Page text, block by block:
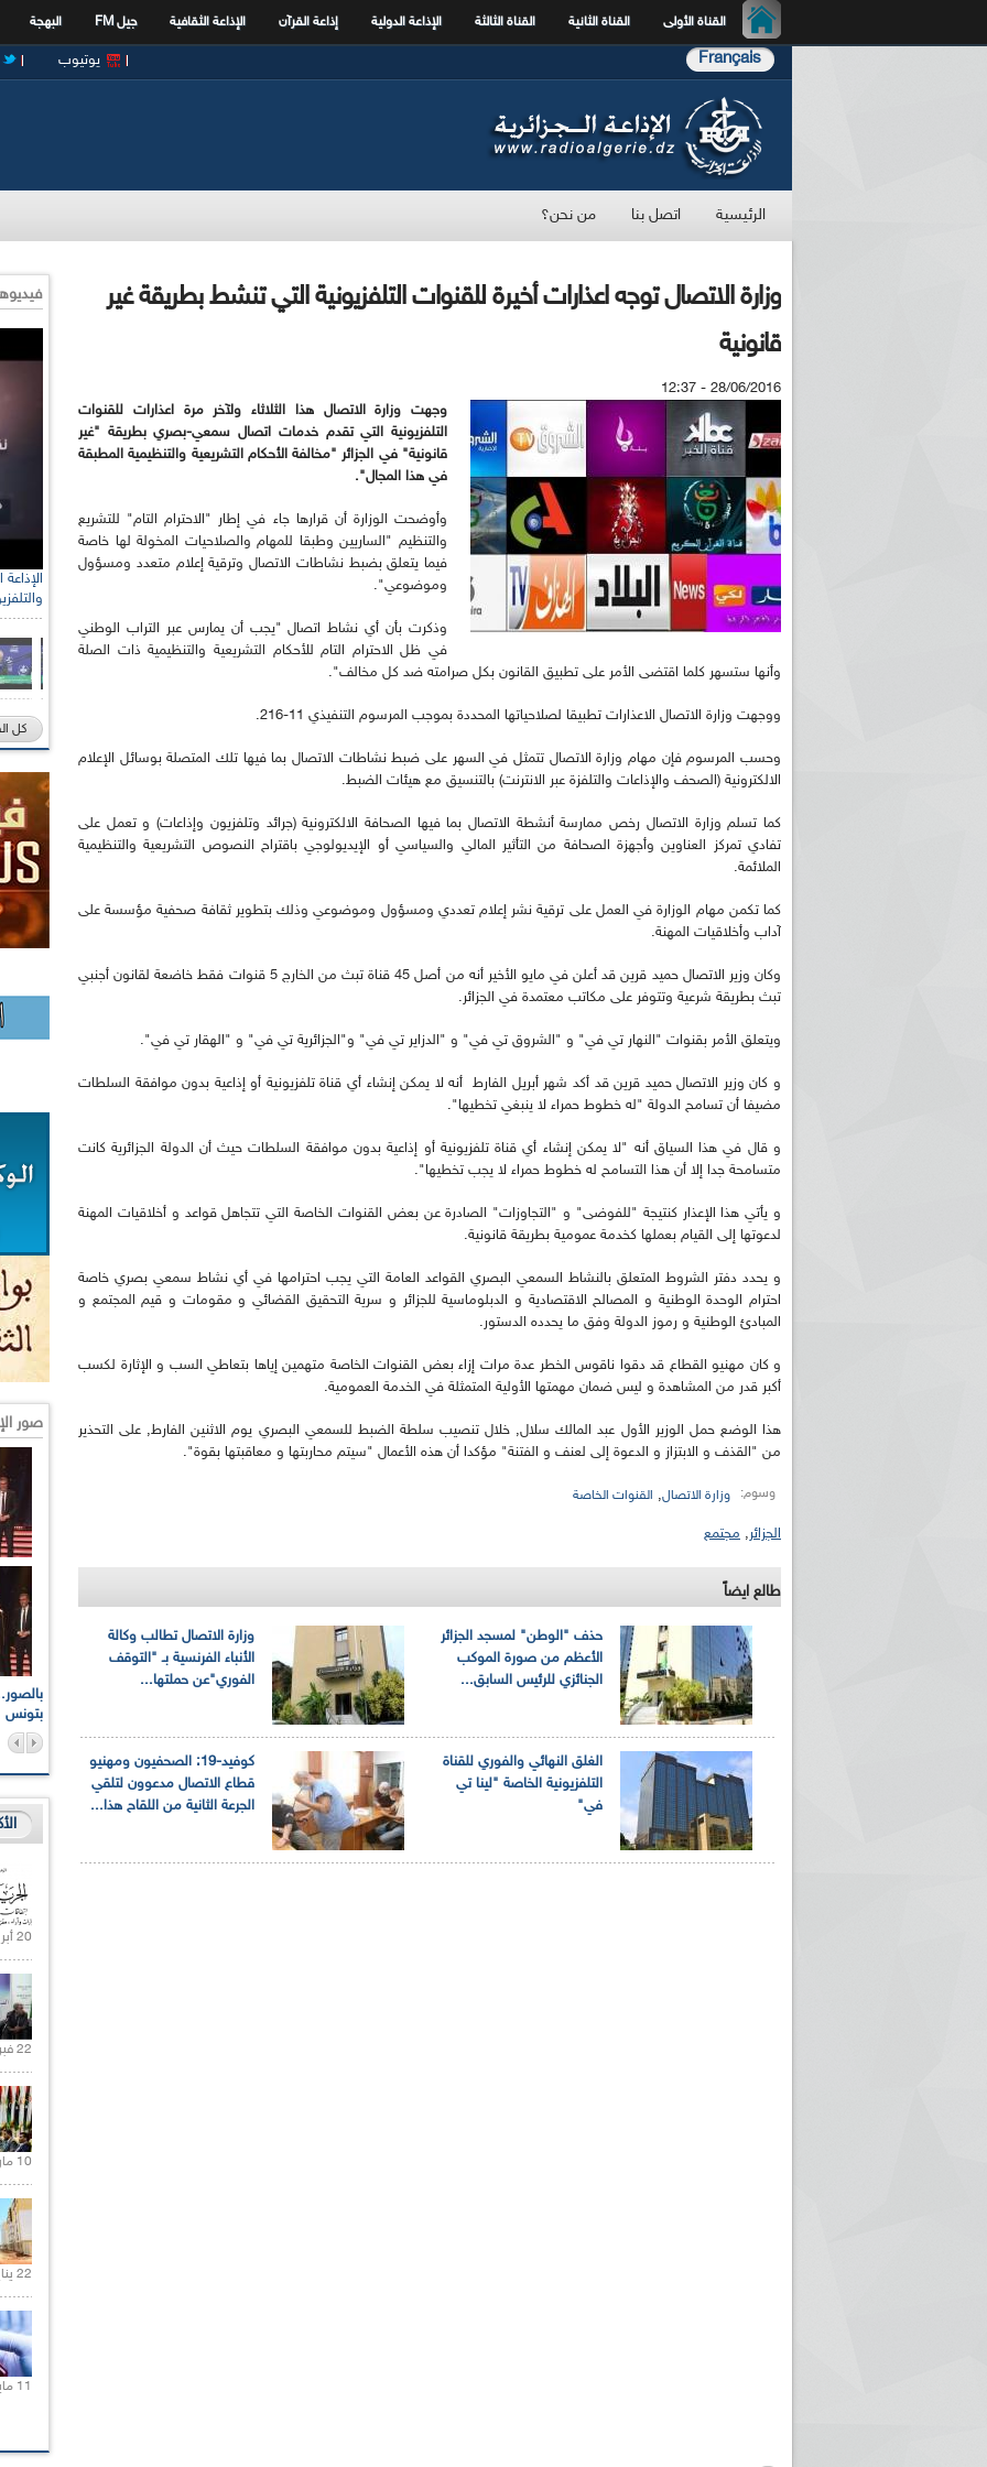
القناة الأولى القناة الثانية القناة الثالثة الإذاعة الدولية إذاعة القرآن الإذاعة الثقافية جيل FM البهجة
Français يوتيوب
الرئيسية اتصل بنا من نحن؟
وزارة الاتصال توجه اعذارات أخيرة للقنوات التلفزيونية التي تنشط بطريقة غير
قانونية
28/06/2016 - 12:37
وجهت وزارة الاتصال هذا الثلاثاء ولآخر مرة اعذارات للقنوات
التلفزيونية التي تقدم خدمات اتصال سمعي-بصري بطريقة "غير
قانونية" في الجزائر "مخالفة الأحكام التشريعية والتنظيمية المطبقة
في هذا المجال".
وأوضحت الوزارة أن قرارها جاء في إطار "الاحترام التام" للتشريع
والتنظيم "الساريين وطبقا للمهام والصلاحيات المخولة لها خاصة
فيما يتعلق بضبط نشاطات الاتصال وترقية إعلام متعدد ومسؤول
وموضوعي".
وذكرت بأن أي نشاط اتصال "يجب أن يمارس عبر التراب الوطني
في ظل الاحترام التام للأحكام التشريعية والتنظيمية ذات الصلة
وأنها ستسهر كلما اقتضى الأمر على تطبيق القانون بكل صرامته ضد كل مخالف".
ووجهت وزارة الاتصال الاعذارات تطبيقا لصلاحياتها المحددة بموجب المرسوم التنفيذي 11-216.
وحسب المرسوم فإن مهام وزارة الاتصال تتمثل في السهر على ضبط نشاطات الاتصال بما فيها تلك المتصلة بوسائل الإعلام
الالكترونية (الصحف والإذاعات والتلفزة عبر الانترنت) بالتنسيق مع هيئات الضبط.
كما تسلم وزارة الاتصال رخص ممارسة أنشطة الاتصال بما فيها الصحافة الالكترونية (جرائد وتلفزيون وإذاعات) و تعمل على
تفادي تمركز العناوين وأجهزة الصحافة من التأثير المالي والسياسي أو الإيديولوجي باقتراح النصوص التشريعية والتنظيمية
الملائمة.
كما تكمن مهام الوزارة في العمل على ترقية نشر إعلام تعددي ومسؤول وموضوعي وذلك بتطوير ثقافة صحفية مؤسسة على
آداب وأخلاقيات المهنة.
وكان وزير الاتصال حميد قرين قد أعلن في مايو الأخير أنه من أصل 45 قناة تبث من الخارج 5 قنوات فقط خاضعة لقانون أجنبي
تبث بطريقة شرعية وتتوفر على مكاتب معتمدة في الجزائر.
ويتعلق الأمر بقنوات "النهار تي في" و "الشروق تي في" و "الدزاير تي في" و"الجزائرية تي في" و "الهقار تي في".
و كان وزير الاتصال حميد قرين قد أكد شهر أبريل الفارط أنه لا يمكن إنشاء أي قناة تلفزيونية أو إذاعية بدون موافقة السلطات
مضيفا أن تسامح الدولة "له خطوط حمراء لا ينبغي تخطيها".
و قال في هذا السياق أنه "لا يمكن إنشاء أي قناة تلفزيونية أو إذاعية بدون موافقة السلطات حيث أن الدولة الجزائرية كانت
متسامحة جدا إلا أن هذا التسامح له خطوط حمراء لا يجب تخطيها".
و يأتي هذا الإعذار كنتيجة "للفوضى" و "التجاوزات" الصادرة عن بعض القنوات الخاصة التي تتجاهل قواعد و أخلاقيات المهنة
لدعوتها إلى القيام بعملها كخدمة عمومية بطريقة قانونية.
و يحدد دفتر الشروط المتعلق بالنشاط السمعي البصري القواعد العامة التي يجب احترامها في أي نشاط سمعي بصري خاصة
احترام الوحدة الوطنية و المصالح الاقتصادية و الدبلوماسية للجزائر و سرية التحقيق القضائي و مقومات و قيم المجتمع و
المبادئ الوطنية و رموز الدولة وفق ما يحدده الدستور.
و كان مهنيو القطاع قد دقوا ناقوس الخطر عدة مرات إزاء بعض القنوات الخاصة متهمين إياها بتعاطي السب و الإثارة لكسب
أكبر قدر من المشاهدة و ليس ضمان مهمتها الأولية المتمثلة في الخدمة العمومية.
هذا الوضع حمل الوزير الأول عبد المالك سلال, خلال تنصيب سلطة الضبط للسمعي البصري يوم الاثنين الفارط, على التحذير
من "القذف و الابتزاز و الدعوة إلى لعنف و الفتنة" مؤكدا أن هذه الأعمال "سيتم محاربتها و معاقبتها بقوة".
وسوم: وزارة الاتصال, القنوات الخاصة
الجزائر, مجتمع
طالع ايضاً
وزارة الاتصال تطالب وكالة
الأنباء الفرنسية بـ "التوقف
الفوري"عن حملتها...
حذف "الوطن" لمسجد الجزائر
الأعظم من صورة الموكب
الجنائزي للرئيس السابق...
كوفيد-19: الصحفيون ومهنيو
قطاع الاتصال مدعوون لتلقي
الجرعة الثانية من اللقاح هذا...
الغلق النهائي والفوري للقناة
التلفزيونية الخاصة "لينا تي
في"
كل
صور
بتونس
الإذاعة الجزائرية تقف دقيقة صمت ترحما على أرواح شهداء
17 أكتوبر 1961
بالصور... اللقاء الوطني لمديري الإذاعات الوطنية والجهوية
حول مرافقة وتغطية الإنتخابات المحلية لـ27 نوفمبر 2021
الإذاعة الجزائرية للرياضيين البارالمبيين المتوجين
20 أبريل 2021 |
22 فبراير 2021 |
10 مارس 2021 |
22 يناير 2020 |
11 مايو 2021 |